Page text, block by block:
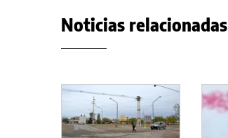
Noticias relacionadas